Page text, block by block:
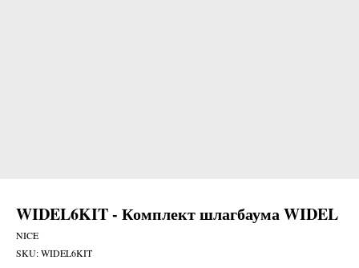
WIDEL6KIT - Комплект шлагбаума WIDEL
NICE
SKU:WIDEL6KIT